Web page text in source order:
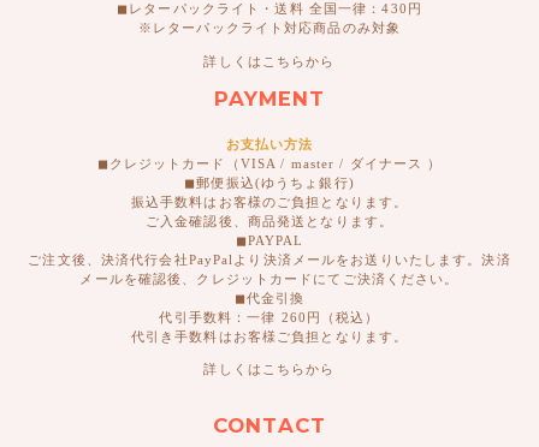
◼︎レターパックライト・送料 全国一律：430円
※レターパックライト対応商品のみ対象
詳しくはこちらから
PAYMENT
お支払い方法
◼︎クレジットカード（VISA / master / ダイナース ）
◼︎郵便振込(ゆうちょ銀行)
振込手数料はお客様のご負担となります。
ご入金確認後、商品発送となります。
◼︎PAYPAL
ご注文後、決済代行会社PayPalより決済メールをお送りいたします。決済
メールを確認後、クレジットカードにてご決済ください。
◼︎代金引換
代引手数料：一律 260円（税込）
代引き手数料はお客様ご負担となります。
詳しくはこちらから
CONTACT